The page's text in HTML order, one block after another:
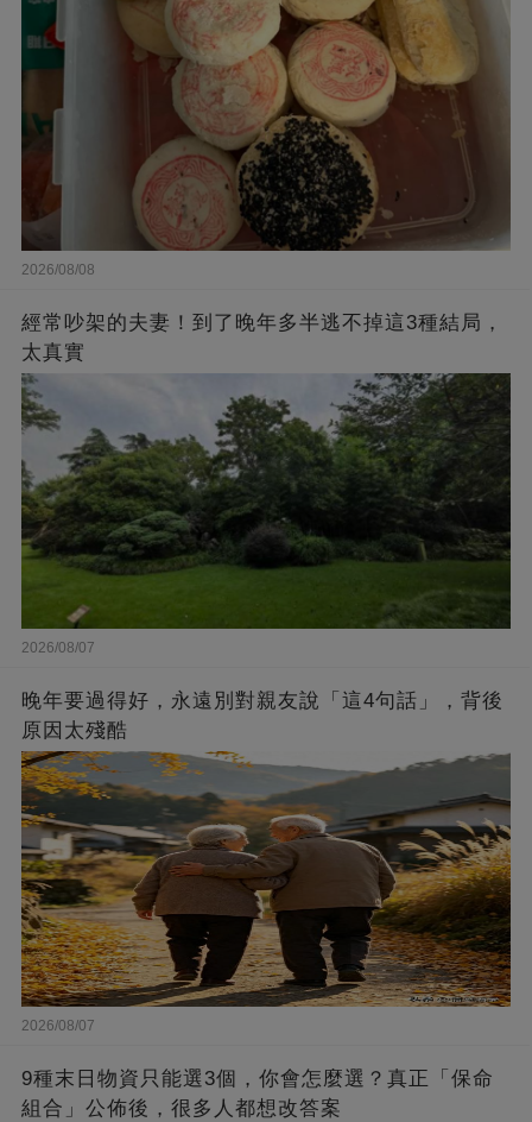
2026/08/08
經常吵架的夫妻！到了晚年多半逃不掉這3種結局，
太真實
2026/08/07
晚年要過得好，永遠別對親友說「這4句話」，背後
原因太殘酷
2026/08/07
9種末日物資只能選3個，你會怎麼選？真正「保命
組合」公佈後，很多人都想改答案